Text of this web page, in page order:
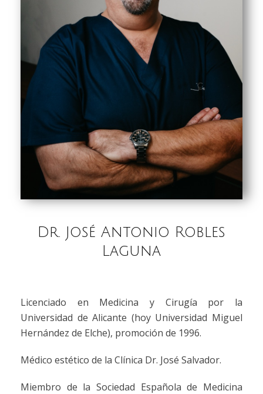
Dr. José Antonio Robles
Laguna
Licenciado en Medicina y Cirugía por la
Universidad de Alicante (hoy Universidad Miguel
Hernández de Elche), promoción de 1996.
Médico estético de la Clínica Dr. José Salvador.
Miembro de la Sociedad Española de Medicina